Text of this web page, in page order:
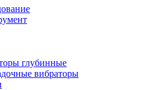
глубинные
вибраторы